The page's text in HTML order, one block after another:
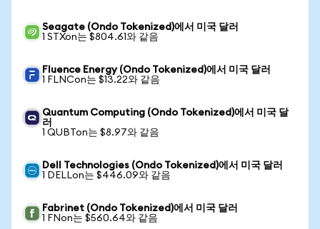
Seagate (Ondo Tokenized)에서 미국 달러
1 STXon는 $804.61와 같음
Fluence Energy (Ondo Tokenized)에서 미국 달러
1 FLNCon는 $13.22와 같음
Quantum Computing (Ondo Tokenized)에서 미국 달
러
1 QUBTon는 $8.97와 같음
Dell Technologies (Ondo Tokenized)에서 미국 달러
1 DELLon는 $446.09와 같음
Fabrinet (Ondo Tokenized)에서 미국 달러
1 FNon는 $560.64와 같음